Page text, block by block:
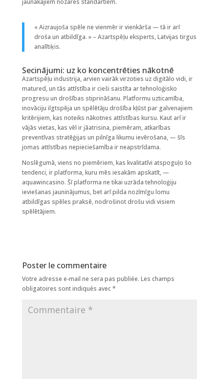
jaunākajiem nozares standartiem.
« Aizraujoša spēle ne vienmēr ir vienkārša — tā ir arī
droša un atbildīga. » – Azartspēļu eksperts, Latvijas tirgus
analītiķis.
Secinājumi: uz ko koncentrēties nākotnē
Azartspēļu industrija, arvien vairāk virzoties uz digitālo vidi, ir
matured, un tās attīstība ir cieši saistīta ar tehnoloģisko
progresu un drošības stiprināšanu. Platformu uzticamība,
inovāciju ilgtspēja un spēlētāju drošība kļūst par galvenajiem
kritērijiem, kas noteiks nākotnes attīstības kursu. Kaut arī ir
vājās vietas, kas vēl ir jāatrisina, piemēram, atkarības
preventīvas stratēģijas un pilnīga likumu ievērošana, — šīs
jomas attīstības nepieciešamība ir neapstrīdama.
Noslēgumā, viens no piemēriem, kas kvalitatīvi atspoguļo šo
tendenci, ir platforma, kuru mēs iesakām apskatīt, —
aquawincasino. Šī platforma ne tikai uzrāda tehnoloģiju
ieviešanas jauninājumus, bet arī pilda nozīmīgu lomu
atbildīgas spēles praksē, nodrošinot drošu vidi visiem
spēlētājiem.
Poster le commentaire
Votre adresse e-mail ne sera pas publiée. Les champs
obligatoires sont indiqués avec*